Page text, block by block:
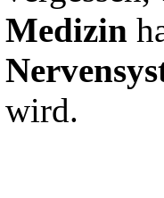
Medizin
wird.